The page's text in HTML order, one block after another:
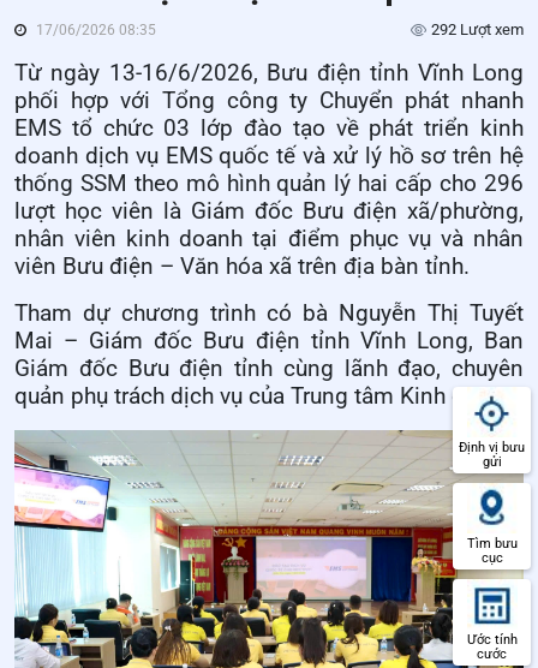
17/06/2026 08:35 292 Lượt xem
Từ ngày 13-16/6/2026, Bưu điện tỉnh Vĩnh Long
phối hợp với Tổng công ty Chuyển phát nhanh
EMS tổ chức 03 lớp đào tạo về phát triển kinh
doanh dịch vụ EMS quốc tế và xử lý hồ sơ trên hệ
thống SSM theo mô hình quản lý hai cấp cho 296
lượt học viên là Giám đốc Bưu điện xã/phường,
nhân viên kinh doanh tại điểm phục vụ và nhân
viên Bưu điện – Văn hóa xã trên địa bàn tỉnh.
Tham dự chương trình có bà Nguyễn Thị Tuyết
Mai – Giám đốc Bưu điện tỉnh Vĩnh Long, Ban
Giám đốc Bưu điện tỉnh cùng lãnh đạo, chuyên
quản phụ trách dịch vụ của Trung tâm Kinh doanh.
Định vị bưu
gửi
Tìm bưu
cục
Ước tính
cước